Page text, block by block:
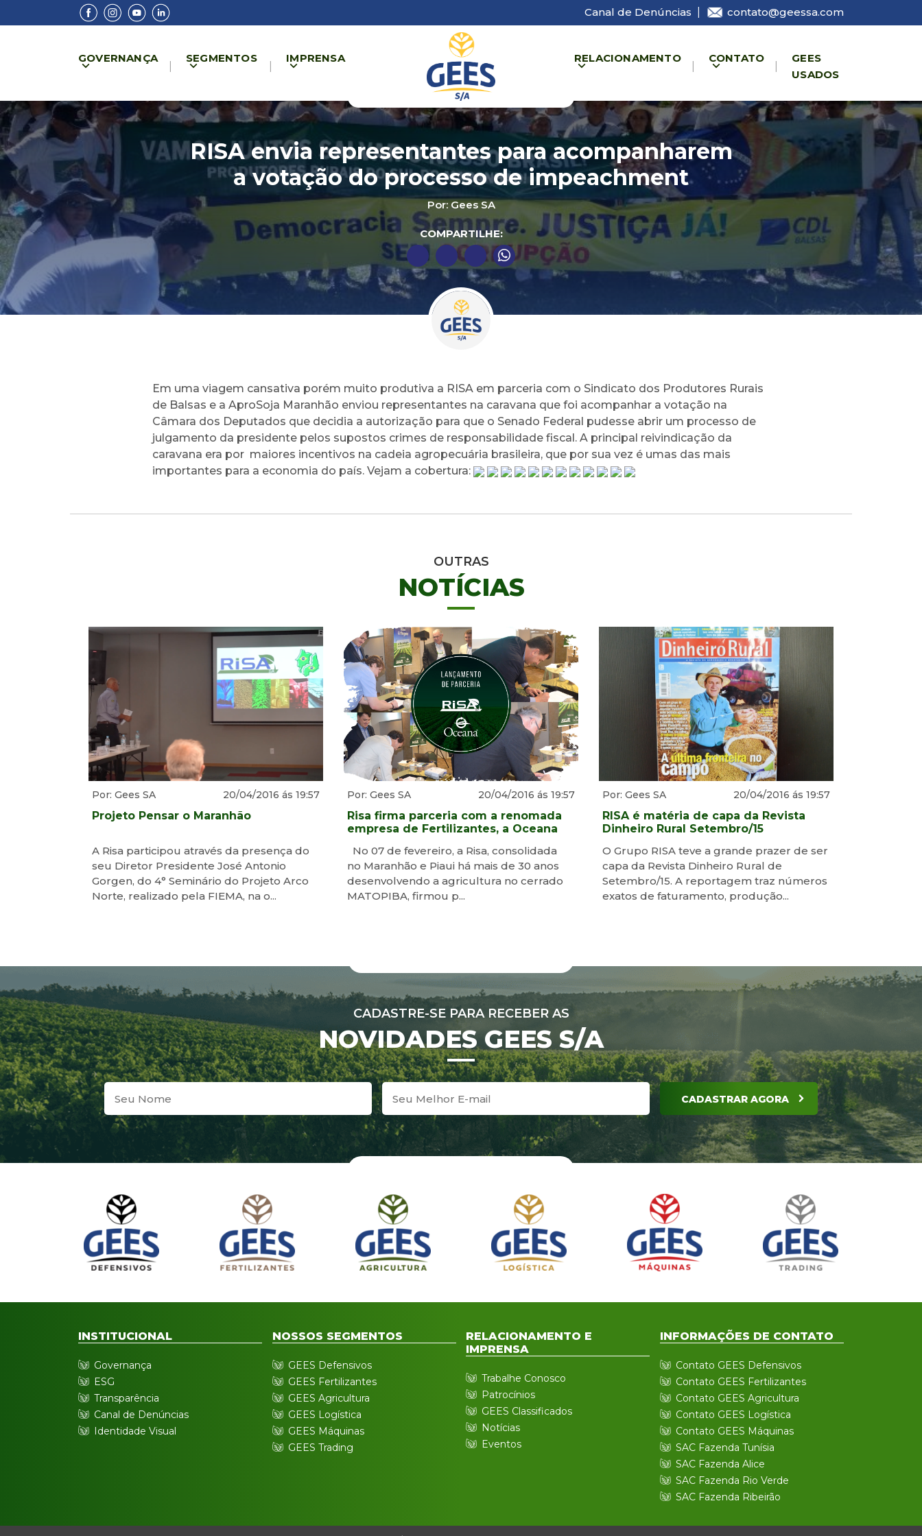
Canal de Denúncias contato@geessa.com
GOVERNANÇA SEGMENTOS IMPRENSA RELACIONAMENTO CONTATO
GEES
USADOS
RISA envia representantes para acompanharem
a votação do processo de impeachment
Por: Gees SA
COMPARTILHE:
Em uma viagem cansativa porém muito produtiva a RISA em parceria com o Sindicato dos Produtores Rurais
de Balsas e a AproSoja Maranhão enviou representantes na caravana que foi acompanhar a votação na
Câmara dos Deputados que decidia a autorização para que o Senado Federal pudesse abrir um processo de
julgamento da presidente pelos supostos crimes de responsabilidade fiscal. A principal reivindicação da
caravana era por maiores incentivos na cadeia agropecuária brasileira, que por sua vez é umas das mais
importantes para a economia do país. Vejam a cobertura:
OUTRAS
NOTÍCIAS
Por: Gees SA 20/04/2016 ás 19:57
Projeto Pensar o Maranhão
A Risa participou através da presença do
seu Diretor Presidente José Antonio
Gorgen, do 4° Seminário do Projeto Arco
Norte, realizado pela FIEMA, na o...
Por: Gees SA 20/04/2016 ás 19:57
Risa firma parceria com a renomada
empresa de Fertilizantes, a Oceana
No 07 de fevereiro, a Risa, consolidada
no Maranhão e Piaui há mais de 30 anos
desenvolvendo a agricultura no cerrado
MATOPIBA, firmou p...
Por: Gees SA 20/04/2016 ás 19:57
RISA é matéria de capa da Revista
Dinheiro Rural Setembro/15
O Grupo RISA teve a grande prazer de ser
capa da Revista Dinheiro Rural de
Setembro/15. A reportagem traz números
exatos de faturamento, produção...
CADASTRE-SE PARA RECEBER AS
NOVIDADES GEES S/A
CADASTRAR AGORA
INSTITUCIONAL
Governança
ESG
Transparência
Canal de Denúncias
Identidade Visual
NOSSOS SEGMENTOS
GEES Defensivos
GEES Fertilizantes
GEES Agricultura
GEES Logística
GEES Máquinas
GEES Trading
RELACIONAMENTO E
IMPRENSA
Trabalhe Conosco
Patrocínios
GEES Classificados
Notícias
Eventos
INFORMAÇÕES DE CONTATO
Contato GEES Defensivos
Contato GEES Fertilizantes
Contato GEES Agricultura
Contato GEES Logística
Contato GEES Máquinas
SAC Fazenda Tunísia
SAC Fazenda Alice
SAC Fazenda Rio Verde
SAC Fazenda Ribeirão